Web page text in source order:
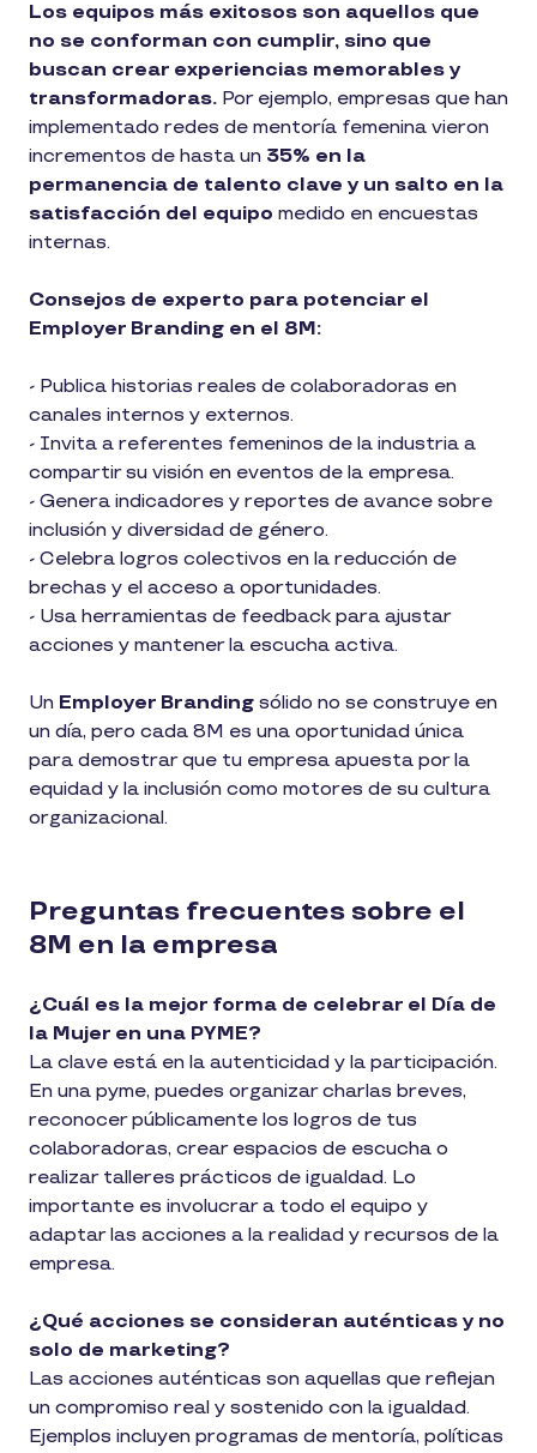
Los equipos más exitosos son aquellos que
no se conforman con cumplir, sino que
buscan crear experiencias memorables y
transformadoras. Por ejemplo, empresas que han
implementado redes de mentoría femenina vieron
incrementos de hasta un 35% en la
permanencia de talento clave y un salto en la
satisfacción del equipo medido en encuestas
internas.
Consejos de experto para potenciar el
Employer Branding en el 8M:
- Publica historias reales de colaboradoras en
canales internos y externos.
- Invita a referentes femeninos de la industria a
compartir su visión en eventos de la empresa.
- Genera indicadores y reportes de avance sobre
inclusión y diversidad de género.
- Celebra logros colectivos en la reducción de
brechas y el acceso a oportunidades.
- Usa herramientas de feedback para ajustar
acciones y mantener la escucha activa.
Un Employer Branding sólido no se construye en
un día, pero cada 8M es una oportunidad única
para demostrar que tu empresa apuesta por la
equidad y la inclusión como motores de su cultura
organizacional.
Preguntas frecuentes sobre el
8M en la empresa
¿Cuál es la mejor forma de celebrar el Día de
la Mujer en una PYME?
La clave está en la autenticidad y la participación.
En una pyme, puedes organizar charlas breves,
reconocer públicamente los logros de tus
colaboradoras, crear espacios de escucha o
realizar talleres prácticos de igualdad. Lo
importante es involucrar a todo el equipo y
adaptar las acciones a la realidad y recursos de la
empresa.
¿Qué acciones se consideran auténticas y no
solo de marketing?
Las acciones auténticas son aquellas que reflejan
un compromiso real y sostenido con la igualdad.
Ejemplos incluyen programas de mentoría, políticas